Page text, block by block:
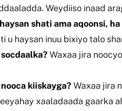
Weydiiso inaad
shati ama aqoonsi,
u haysan inuu bixiyo talo
Waxaa jira
kiiskayga? Waxaa jira
xaaladaada gaarka